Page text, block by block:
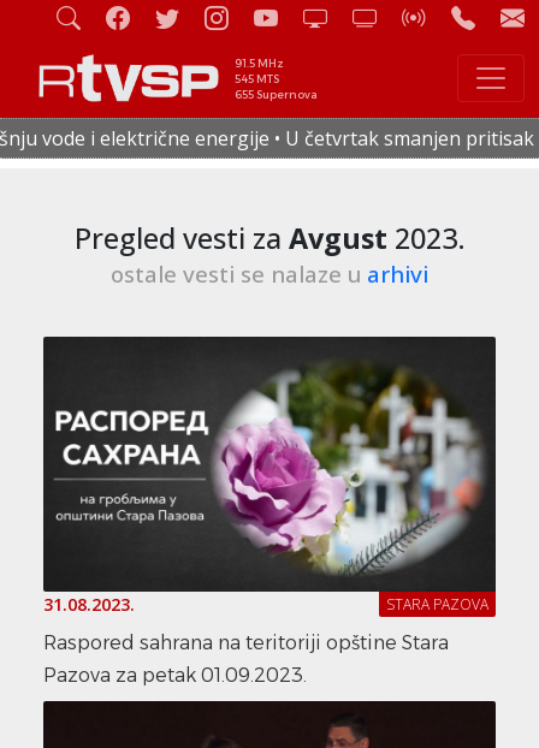
91.5 MHz
545 MTS
655 Supernova
četvrtak smanjen pritisak vode u celoj Staroj Pazovi
Pregled vesti za Avgust 2023.
ostale vesti se nalaze u arhivi
31.08.2023. STARA PAZOVA
Raspored sahrana na teritoriji opštine Stara
Pazova za petak 01.09.2023.